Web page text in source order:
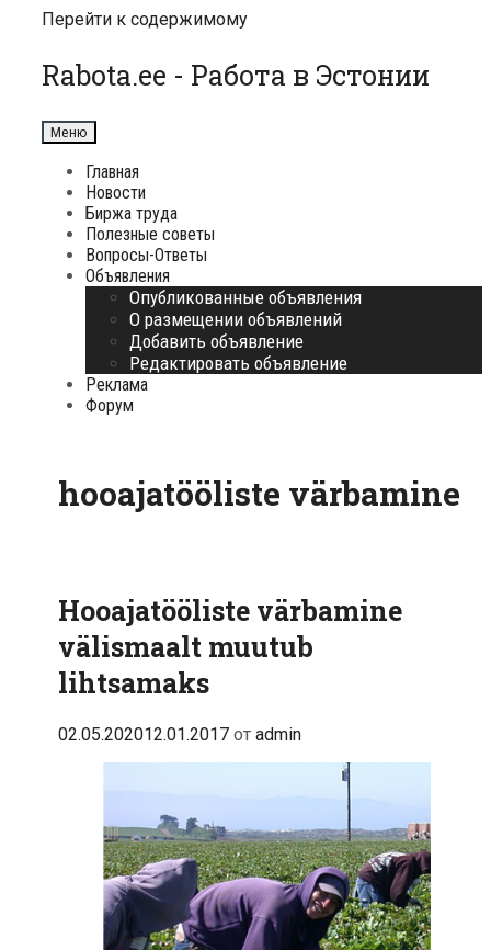
Перейти к содержимому
Rabota.ee - Работа в Эстонии
Меню
Главная
Новости
Биржа труда
Полезные советы
Вопросы-Ответы
Объявления
Опубликованные объявления
О размещении объявлений
Добавить объявление
Редактировать объявление
Реклама
Форум
hooajatööliste värbamine
Hooajatööliste värbamine
välismaalt muutub
lihtsamaks
02.05.202012.01.2017 от admin